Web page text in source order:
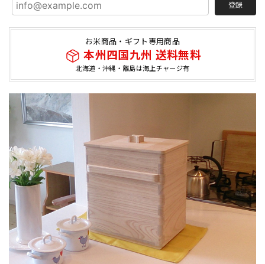
登録
お米商品・ギフト専用商品
本州四国九州 送料無料
北海道・沖縄・離島は海上チャージ有